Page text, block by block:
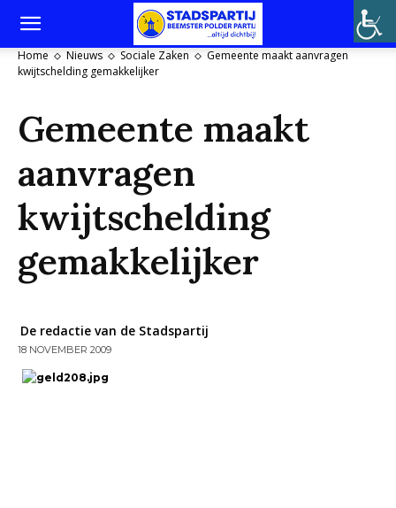
Home Nieuws Sociale Zaken
Gemeente maakt aanvragen
kwijtschelding gemakkelijker
Gemeente maakt
aanvragen
kwijtschelding
gemakkelijker
De redactie van de Stadspartij
18 NOVEMBER 2009